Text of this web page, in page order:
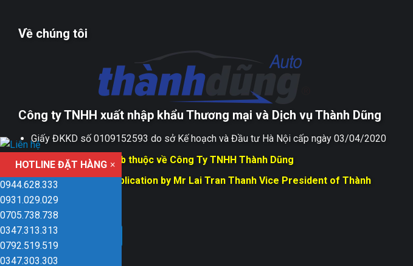
Về chúng tôi
Công ty TNHH xuất nhập khẩu Thương mại và Dịch vụ Thành Dũng
Giấy ĐKKD số 0109152593 do sở Kế hoạch và Đầu tư Hà Nội cấp ngày 03/04/2020
Bản quyền trang web thuộc về Công Ty TNHH Thành Dũng
Responsible for Publication by Mr Lai Tran Thanh Vice President of Thành
Dũng company
HOTLINE ĐẶT HÀNG ×
0944.628.333
0931.029.029
0705.738.738
0347.313.313
0792.519.519
0347.303.303